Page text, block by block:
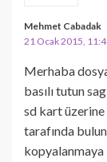
Mehmet Cabadak
21 Ocak 2015,
Merhaba
basılı tutun
sd kart
tarafında
kopyalanmaya